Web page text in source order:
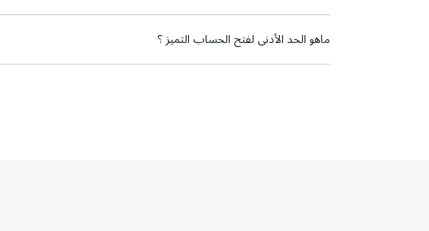
ماهو الحد الأدنى لفتح الحساب التميز ؟